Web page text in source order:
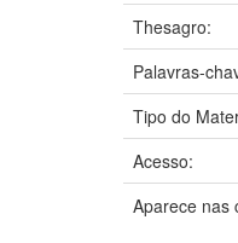
Thesagro:
Palavras-
Tipo do
Acesso:
Aparece nas